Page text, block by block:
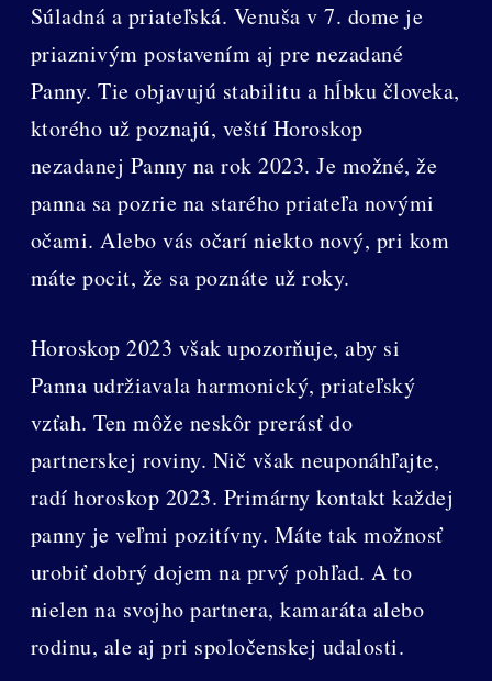
Súladná a priateľská. Venuša v 7. dome je
priaznivým postavením aj pre nezadané
Panny. Tie objavujú stabilitu a hĺbku človeka,
ktorého už poznajú, veští Horoskop
nezadanej Panny na rok 2023. Je možné, že
panna sa pozrie na starého priateľa novými
očami. Alebo vás očarí niekto nový, pri kom
máte pocit, že sa poznáte už roky.
Horoskop 2023 však upozorňuje, aby si
Panna udržiavala harmonický, priateľský
vzťah. Ten môže neskôr prerásť do
partnerskej roviny. Nič však neuponáhľajte,
radí horoskop 2023. Primárny kontakt každej
panny je veľmi pozitívny. Máte tak možnosť
urobiť dobrý dojem na prvý pohľad. A to
nielen na svojho partnera, kamaráta alebo
rodinu, ale aj pri spoločenskej udalosti.